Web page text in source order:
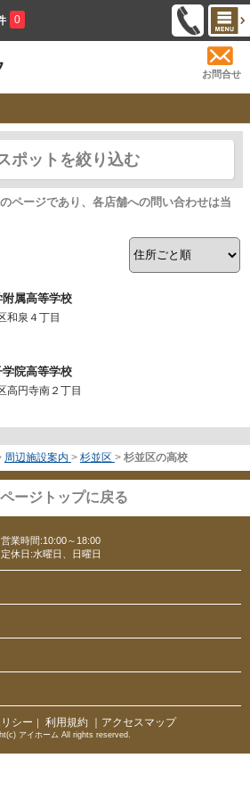
0
お問合せ
ポットを絞り込む
ページであり、各店舗への問い合わせは当
属高等学校
和泉４丁目
院高等学校
高円寺南２丁目
周辺施設案内 > 杉並区 > 杉並区の高校
ページトップに戻る
営業時間:10:00～18:00
定休日:水曜日、日曜日
シー ｜ 利用規約 ｜アクセスマップ
アイホーム All rights reserved.